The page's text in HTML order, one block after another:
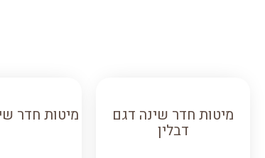
מיטות חדר שינה דגם
דבלין
מיטות חדר